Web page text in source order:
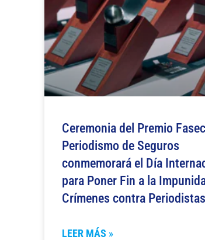
Ceremonia del Premio
Periodismo de Seguros
conmemorará el Día
para Poner Fin a la
Crímenes contra Periodistas
LEER MÁS »